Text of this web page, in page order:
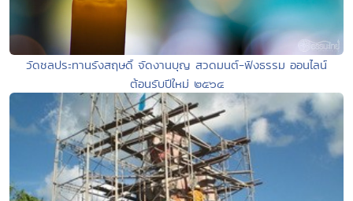
วัดชลประทานรังสฤษดิ์ จัดงานบุญ สวดมนต์-ฟังธรรม ออนไลน์
ต้อนรับปีใหม่ ๒๕๖๔